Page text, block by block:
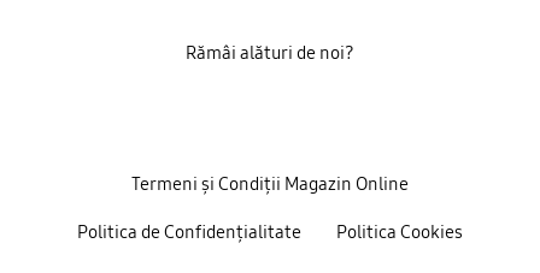
Termeni și Condiții Magazin Online
Politica de Confidențialitate Politica Cookies
Rămâi alături de noi?